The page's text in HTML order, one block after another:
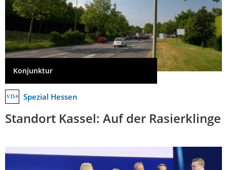
Konjunktur
Spezial Hessen
Standort Kassel: Auf der Rasierklinge